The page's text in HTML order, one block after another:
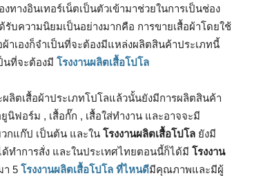
างอินเทอร์เน็ตเป็นตัวเข้ามาช่วยในการเป็นช่อง
บความนิยมเป็นอย่างมากคือ การขายเสื้อผ้าโดยใช้
ผ้าเองก็จำเป็นที่จะต้องมีแหล่งผลิตสินค้าประเภทนี้
นที่จะต้องมี โรงงานผลิตเสื้อโปโล
ลิตเสื้อผ้าประเภทโปโลแล้วนั้นยังมีการผลิตสินค้า
นิฟอร์ม , เสื้อกั๊ก , เสื้อใส่ทำงาน และอาจจะมี
กแก๊ป เป็นต้น และใน โรงงานผลิตเสื้อโปโล ยังมี
ด้ทำการสั่ง และในประเทศไทยตอนนี้ก็ได้มี โรงงาน
า 5 โรงงานผลิตเสื้อโปโล ที่ไหนดีมีคุณภาพและมีผู้